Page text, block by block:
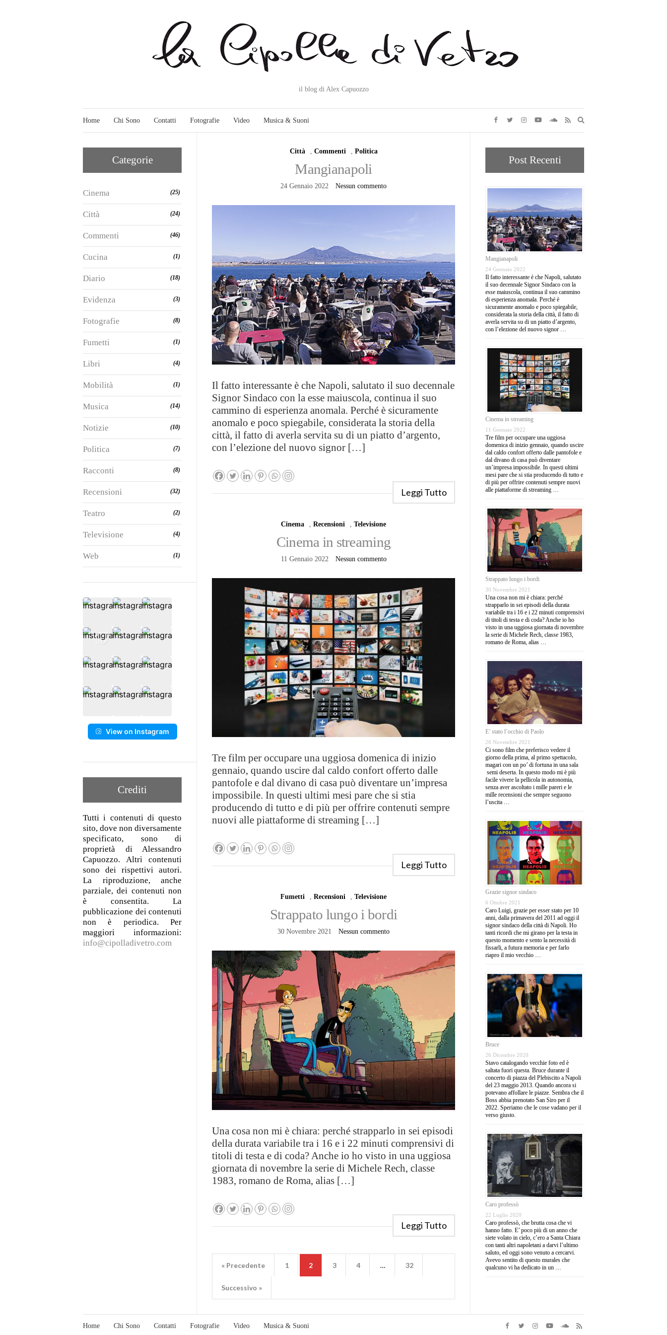
il blog di Alex Capuozzo
Home Chi Sono Contatti Fotografie Video Musica & Suoni
form
Città , Commenti , Politica
Mangianapoli
24 Gennaio 2022 Nessun commento
Il fatto interessante è che Napoli, salutato il suo decennale
Signor Sindaco con la esse maiuscola, continua il suo
cammino di esperienza anomala. Perché è sicuramente
anomalo e poco spiegabile, considerata la storia della
città, il fatto di averla servita su di un piatto d’argento,
con l’elezione del nuovo signor […]
Leggi Tutto
Cinema Recensioni Televisione
Cinema in streaming
11 Gennaio 2022 Nessun commento
Tre film per occupare una uggiosa domenica di inizio
gennaio, quando uscire dal caldo confort offerto dalle
pantofole e dal divano di casa può diventare un’impresa
impossibile. In questi ultimi mesi pare che si stia
producendo di tutto e di più per offrire contenuti sempre
nuovi alle piattaforme di streaming […]
Leggi Tutto
Fumetti , Recensioni , Televisione
Strappato lungo i bordi
30 Novembre 2021 Nessun commento
Una cosa non mi è chiara: perché strapparlo in sei episodi
della durata variabile tra i 16 e i 22 minuti comprensivi di
titoli di testa e di coda? Anche io ho visto in una uggiosa
giornata di novembre la serie di Michele Rech, classe
1983, romano de Roma, alias […]
Leggi Tutto
« Precedente 1 2 3 4 … 32
Successivo »
Categorie
Cinema (25)
Città (24)
Commenti (46)
Cucina (1)
Diario (18)
Evidenza (3)
Fotografie (8)
Fumetti (1)
Libri (4)
Mobilità (1)
Musica (14)
Notizie (10)
Politica (7)
Racconti (8)
Recensioni (32)
Teatro (2)
Televisione (4)
Web (1)
View on Instagram
Crediti
Tutti i contenuti di questo
sito, dove non diversamente
specificato, sono di
proprietà di Alessandro
Capuozzo. Altri contenuti
sono dei rispettivi autori.
La riproduzione, anche
parziale, dei contenuti non
è consentita. La
pubblicazione dei contenuti
non è periodica. Per
maggiori informazioni:
info@cipolladivetro.com
Post Recenti
Mangianapoli
24 Gennaio 2022
Il fatto interessante è che Napoli, salutato
il suo decennale Signor Sindaco con la
esse maiuscola, continua il suo cammino
di esperienza anomala. Perché è
sicuramente anomalo e poco spiegabile,
considerata la storia della città, il fatto di
averla servita su di un piatto d’argento,
con l’elezione del nuovo signor …
Cinema in streaming
11 Gennaio 2022
Tre film per occupare una uggiosa
domenica di inizio gennaio, quando uscire
dal caldo confort offerto dalle pantofole e
dal divano di casa può diventare
un’impresa impossibile. In questi ultimi
mesi pare che si stia producendo di tutto e
di più per offrire contenuti sempre nuovi
alle piattaforme di streaming …
Strappato lungo i bordi
30 Novembre 2021
Una cosa non mi è chiara: perché
strapparlo in sei episodi della durata
variabile tra i 16 e i 22 minuti comprensivi
di titoli di testa e di coda? Anche io ho
visto in una uggiosa giornata di novembre
la serie di Michele Rech, classe 1983,
romano de Roma, alias …
E’ stato l’occhio di Paolo
26 Novembre 2021
Ci sono film che preferisco vedere il
giorno della prima, al primo spettacolo,
magari con un po’ di fortuna in una sala
semi deserta. In questo modo mi è più
facile vivere la pellicola in autonomia,
senza aver ascoltato i mille pareri e le
mille recensioni che sempre seguono
l’uscita …
Grazie signor sindaco
6 Ottobre 2021
Caro Luigi, grazie per esser stato per 10
anni, dalla primavera del 2011 ad oggi il
signor sindaco della città di Napoli. Ho
tanti ricordi che mi girano per la testa in
questo momento e sento la necessità di
fissarli, a futura memoria e per farlo
riapro il mio vecchio …
Bruce
26 Dicembre 2020
Stavo catalogando vecchie foto ed è
saltata fuori questa. Bruce durante il
concerto di piazza del Plebiscito a Napoli
del 23 maggio 2013. Quando ancora si
potevano affollare le piazze. Sembra che il
Boss abbia prenotato San Siro per il
2022. Speriamo che le cose vadano per il
verso giusto.
Caro professò
22 Luglio 2020
Caro professò, che brutta cosa che vi
hanno fatto. E’ poco più di un anno che
siete volato in cielo, c’ero a Santa Chiara
con tanti altri napoletani a darvi l’ultimo
saluto, ed oggi sono venuto a cercarvi.
Avevo sentito di questo murales che
qualcuno vi ha dedicato in un …
Home Chi Sono Contatti Fotografie Video Musica & Suoni